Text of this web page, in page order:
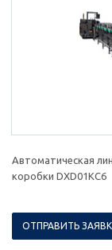
Автоматическая
коробки DXD01KC6
ОТПРАВИТЬ